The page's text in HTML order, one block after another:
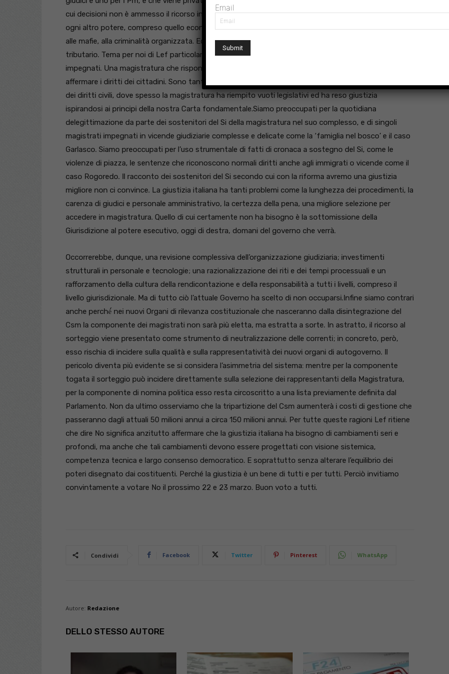
cui decisioni non è ammesso il ricorso in Cassazione. Una Magistratura indipendente e autonoma da
ogni altro potere, compreso quello economico, è garanzia indispensabile per la lotta alla corruzione,
alle mafie, alla criminalità organizzata. Ed anche per affermare una maggiore legalità in campo
tributario. Tema per noi di Lef particolarmente importante e sul quale siamo quotidianamente
impegnati. Una magistratura che risponde solo alla legge e alla Costituzione è anche garanzia per
affermare i diritti dei cittadini. Sono tanti gli esempi di sentenze nel campo del lavoro, della salute e
dei diritti civili, dove spesso la magistratura ha riempito vuoti legislativi ed ha reso giustizia
ispirandosi ai principi della nostra Carta fondamentale.Siamo preoccupati per la quotidiana
delegittimazione da parte dei sostenitori del Si della magistratura nel suo complesso, e di singoli
magistrati impegnati in vicende giudiziarie complesse e delicate come la ‘famiglia nel bosco’ e il caso
Garlasco. Siamo preoccupati per l’uso strumentale di fatti di cronaca a sostegno del Si, come le
violenze di piazza, le sentenze che riconoscono normali diritti anche agli immigrati o vicende come il
caso Rogoredo. Il racconto dei sostenitori del Si secondo cui con la riforma avremo una giustizia
migliore non ci convince. La giustizia italiana ha tanti problemi come la lunghezza dei procedimenti, la
carenza di giudici e personale amministrativo, la certezza della pena, una migliore selezione per
accedere in magistratura. Quello di cui certamente non ha bisogno è la sottomissione della
Giurisdizione al potere esecutivo, oggi di destra, domani del governo che verrà.
Occorrerebbe, dunque, una revisione complessiva dell’organizzazione giudiziaria; investimenti
strutturali in personale e tecnologie; una razionalizzazione dei riti e dei tempi processuali e un
rafforzamento della cultura della rendicontazione e della responsabilità a tutti i livelli, compreso il
livello giurisdizionale. Ma di tutto ciò l’attuale Governo ha scelto di non occuparsi.Infine siamo contrari
anche perché́ nei nuovi Organi di rilevanza costituzionale che nasceranno dalla disintegrazione del
Csm la componente dei magistrati non sarà più eletta, ma estratta a sorte. In astratto, il ricorso al
sorteggio viene presentato come strumento di neutralizzazione delle correnti; in concreto, però,
esso rischia di incidere sulla qualità e sulla rappresentatività dei nuovi organi di autogoverno. Il
pericolo diventa più evidente se si considera l’asimmetria del sistema: mentre per la componente
togata il sorteggio può incidere direttamente sulla selezione dei rappresentanti della Magistratura,
per la componente di nomina politica esso resta circoscritto a una lista previamente definita dal
Parlamento. Non da ultimo osserviamo che la tripartizione del Csm aumenterà i costi di gestione che
passeranno dagli attuali 50 milioni annui a circa 150 milioni annui. Per tutte queste ragioni Lef ritiene
che dire No significa anzitutto affermare che la giustizia italiana ha bisogno di cambiamenti seri e
profondi, ma anche che tali cambiamenti devono essere progettati con visione sistemica,
competenza tecnica e largo consenso democratico. E soprattutto senza alterare l’equilibrio dei
poteri disegnato dai costituenti. Perché la giustizia è un bene di tutti e per tutti. Perciò invitiamo
convintamente a votare No il prossimo 22 e 23 marzo. Buon voto a tutti.
Condividi Facebook Twitter Pinterest WhatsApp
Autore: Redazione
DELLO STESSO AUTORE
Email